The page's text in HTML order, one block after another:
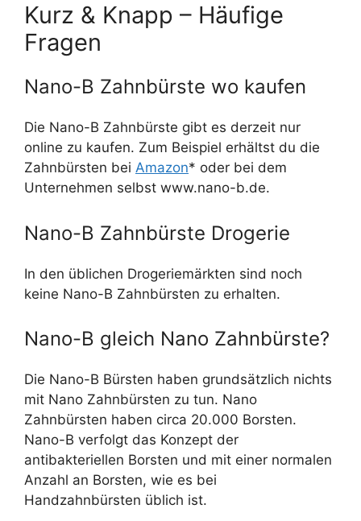
Kurz & Knapp – Häufige
Fragen
Nano-B Zahnbürste wo kaufen
Die Nano-B Zahnbürste gibt es derzeit nur
online zu kaufen. Zum Beispiel erhältst du die
Zahnbürsten bei Amazon* oder bei dem
Unternehmen selbst www.nano-b.de.
Nano-B Zahnbürste Drogerie
In den üblichen Drogeriemärkten sind noch
keine Nano-B Zahnbürsten zu erhalten.
Nano-B gleich Nano Zahnbürste?
Die Nano-B Bürsten haben grundsätzlich nichts
mit Nano Zahnbürsten zu tun. Nano
Zahnbürsten haben circa 20.000 Borsten.
Nano-B verfolgt das Konzept der
antibakteriellen Borsten und mit einer normalen
Anzahl an Borsten, wie es bei
Handzahnbürsten üblich ist.